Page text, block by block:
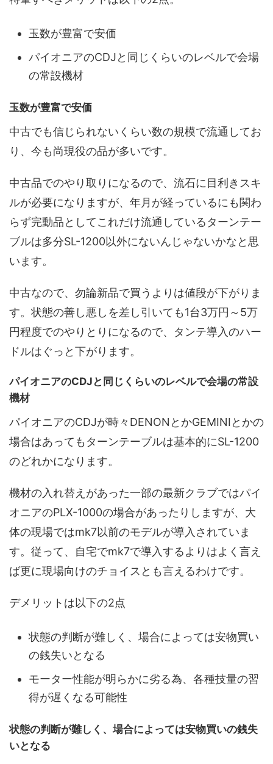
玉数が豊富で安価
パイオニアのCDJと同じくらいのレベルで会場
の常設機材
玉数が豊富で安価
中古でも信じられないくらい数の規模で流通してお
り、今も尚現役の品が多いです。
中古品でのやり取りになるので、流石に目利きスキ
ルが必要になりますが、年月が経っているにも関わ
らず完動品としてこれだけ流通しているターンテー
ブルは多分SL-1200以外にないんじゃないかなと思
います。
中古なので、勿論新品で買うよりは値段が下がりま
す。状態の善し悪しを差し引いても1台3万円～5万
円程度でのやりとりになるので、タンテ導入のハー
ドルはぐっと下がります。
パイオニアのCDJと同じくらいのレベルで会場の常設
機材
パイオニアのCDJが時々DENONとかGEMINIとかの
場合はあってもターンテーブルは基本的にSL-1200
のどれかになります。
機材の入れ替えがあった一部の最新クラブではパイ
オニアのPLX-1000の場合があったりしますが、大
体の現場ではmk7以前のモデルが導入されていま
す。従って、自宅でmk7で導入するよりはよく言え
ば更に現場向けのチョイスとも言えるわけです。
デメリットは以下の2点
状態の判断が難しく、場合によっては安物買い
の銭失いとなる
モーター性能が明らかに劣る為、各種技量の習
得が遅くなる可能性
状態の判断が難しく、場合によっては安物買いの銭失
いとなる